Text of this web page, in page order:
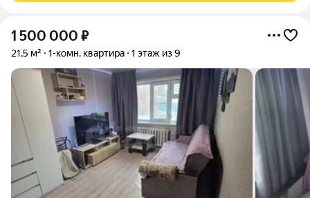
1 500 000 ₽
21,5 м² 1-комн. квартира 1 этаж из 9